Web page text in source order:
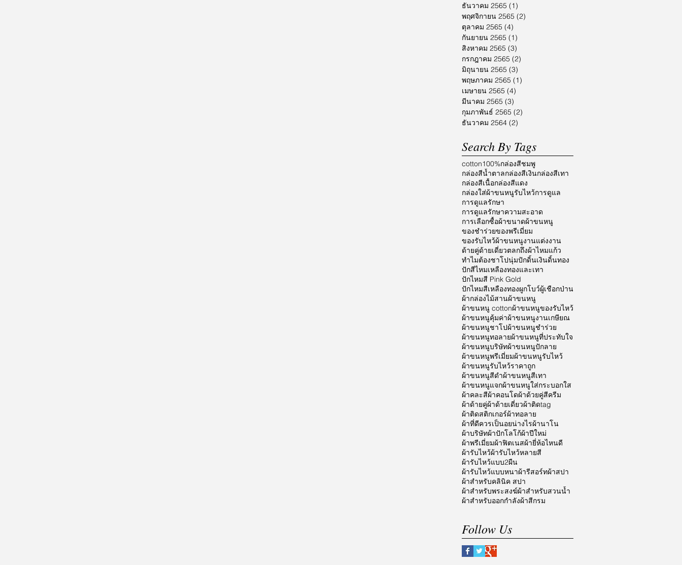
ธันวาคม 2565 (1)
พฤศจิกายน 2565 (2)
ตุลาคม 2565 (4)
กันยายน 2565 (1)
สิงหาคม 2565 (3)
กรกฎาคม 2565 (2)
มิถุนายน 2565 (3)
พฤษภาคม 2565 (1)
เมษายน 2565 (4)
มีนาคม 2565 (3)
กุมภาพันธ์ 2565 (2)
ธันวาคม 2564 (2)
Search By Tags
cotton100%กล่องสีชมพู
กล่องสีน้ำตาลกล่องสีเงินกล่องสีเทา
กล่องสีเนื้อกล่องสีแดง
กล่องใส่ผ้าขนหนูรับไหว้การดูแล
การดูแลรักษา
การดูแลรักษาความสะอาด
การเลือกซื้อผ้าขนาดผ้าขนหนู
ของชำร่วยของพรีเมี่ยม
ของรับไหว้ผ้าขนหนูงานแต่งงาน
ด้ายคู่ด้ายเดี่ยวตลกถึงผ้าไหมแก้ว
ทำไมต้องชาโปนุ่มปักดิ้นเงินดิ้นทอง
ปักสีไหมเหลืองทองและเทา
ปักไหมสี Pink Gold
ปักไหมสีเหลืองทองผูกโบว์ผู้เชือกป่าน
ผ้ากล่องไม้สานผ้าขนหนู
ผ้าขนหนู cottonผ้าขนหนูของรับไหว้
ผ้าขนหนูคุ้มค่าผ้าขนหนูงานเกษียณ
ผ้าขนหนูชาโปผ้าขนหนูชำร่วย
ผ้าขนหนูทอลายผ้าขนหนูที่ประทับใจ
ผ้าขนหนูบริษัทผ้าขนหนูปักลาย
ผ้าขนหนูพรีเมี่ยมผ้าขนหนูรับไหว้
ผ้าขนหนูรับไหว้ราคาถูก
ผ้าขนหนูสีดำผ้าขนหนูสีเทา
ผ้าขนหนูแจกผ้าขนหนูใส่กระบอกใส
ผ้าคละสีผ้าคอนโดผ้าด้วยคู่สีครีม
ผ้าด้ายคู่ผ้าด้ายเดี่ยวผ้าติดtag
ผ้าติดสติกเกอร์ผ้าทอลาย
ผ้าที่ดีควรเป็นอยน่างไรผ้านาโน
ผ้าบริษัทผ้าปักโลโก้ผ้าปีใหม่
ผ้าพรีเมี่ยมผ้าฟิตเนสผ้ายี่ห้อไหนดี
ผ้ารับไหว้ผ้ารับไหว้หลายสี
ผ้ารับไหว้แบบ2ผืน
ผ้ารับไหว้แบบหนาผ้ารีสอร์ทผ้าสปา
ผ้าสำหรับคลินิค สปา
ผ้าสำหรับพระสงฆ์ผ้าสำหรับสวนน้ำ
ผ้าสำหรับออกกำลังผ้าสีกรม
Follow Us